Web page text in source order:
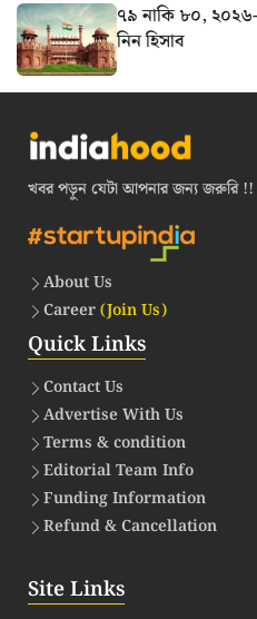
৭৯ নাকি ৮০,
নিন হিসাব
খবর পড়ুন যেটা আপনার জন্য জরুরি !!
About Us
Career(Join Us)
Quick Links
Contact Us
Advertise With Us
Terms & condition
Editorial Team Info
Funding Information
Refund & Cancellation
Site Links